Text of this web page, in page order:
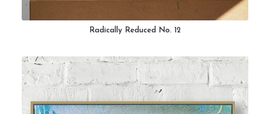
Radically Reduced No. 12